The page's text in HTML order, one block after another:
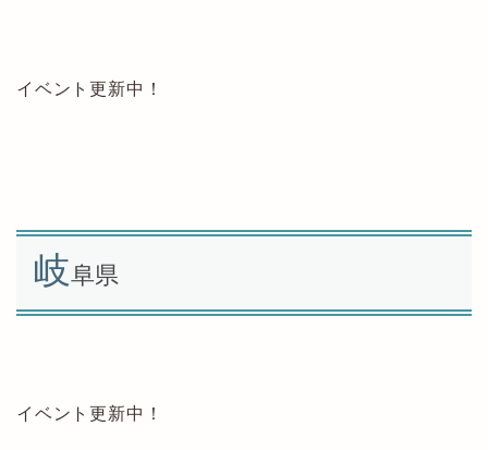
イベント更新中！
岐阜県
イベント更新中！